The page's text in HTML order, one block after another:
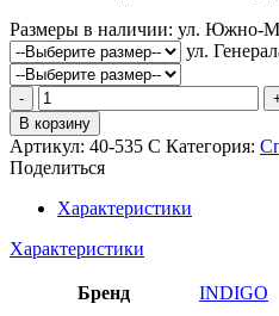
Размеры в наличии: ул. Южно-
ул.
Количество
товара
Полуботинки
INDIGO
KIDS
В корзину
Артикул: 40-535 С Категория:
Поделиться
Характеристики
Характеристики
Бренд INDIGO